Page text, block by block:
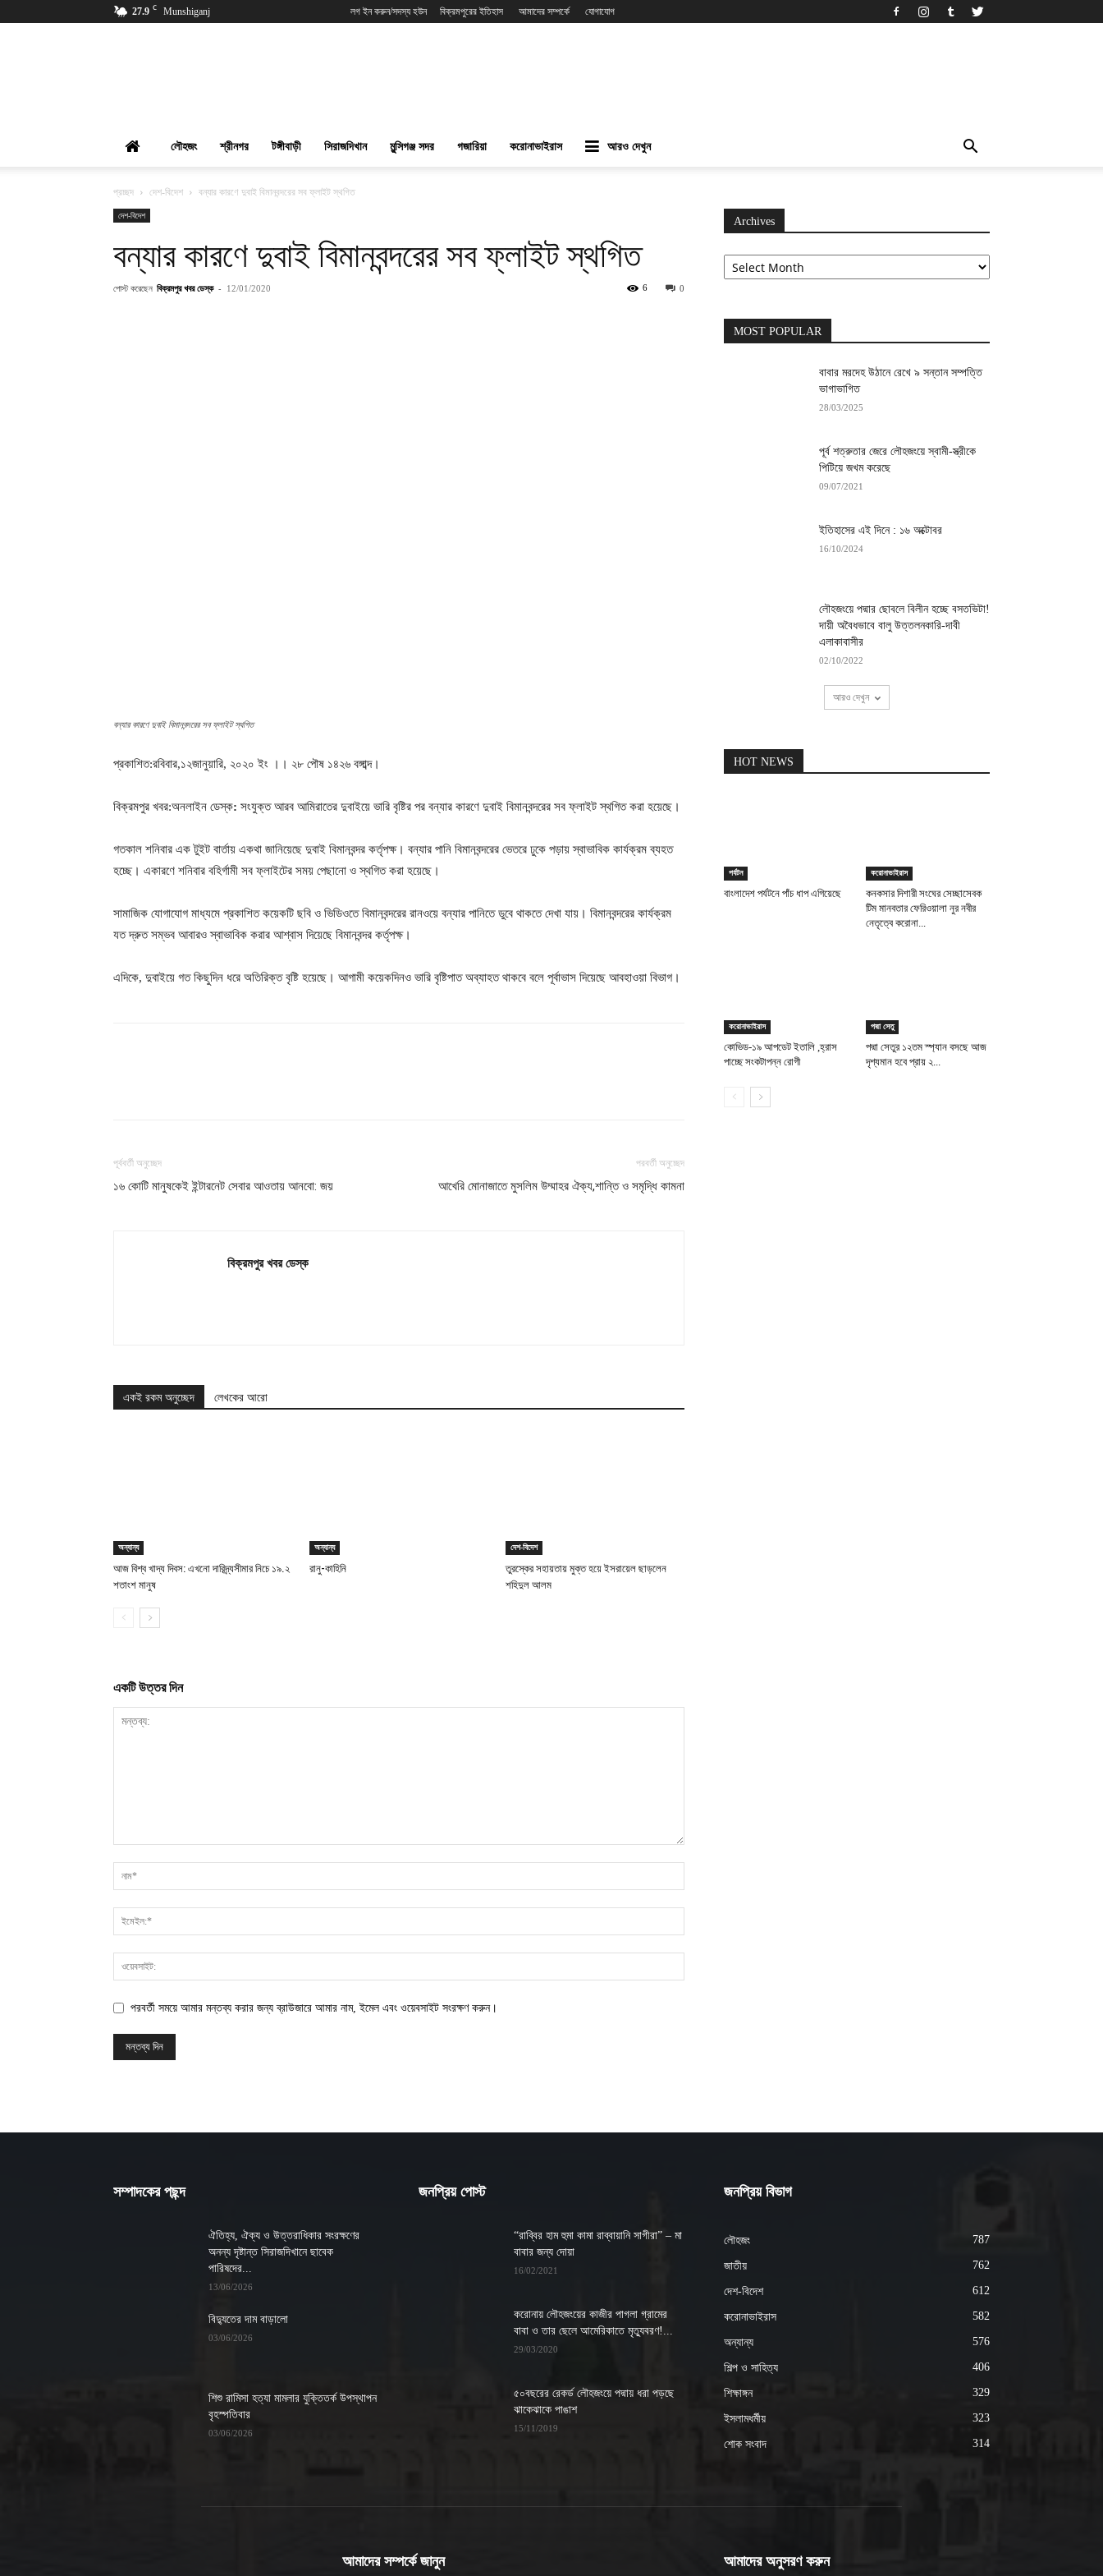
27.9 C Munshiganj লগ ইন করুন/সদস্য হউন বিক্রমপুরের ইতিহাস আমাদের সম্পর্কে যোগাযোগ
লৌহজং শ্রীনগর টঙ্গীবাড়ী সিরাজদিখান মুন্সিগঞ্জ সদর গজারিয়া করোনাভাইরাস আরও দেখুন
প্রচ্ছদ দেশ-বিদেশ
বন্যার কারণে দুবাই বিমানবন্দরের সব ফ্লাইট স্থগিত
দেশ-বিদেশ
বন্যার কারণে দুবাই বিমানবন্দরের সব ফ্লাইট স্থগিত
পোস্ট করেছেন বিক্রমপুর খবর ডেস্ক - 12/01/2020 0
6
বন্যার কারণে দুবাই বিমানবন্দরের সব ফ্লাইট স্থগিত
প্রকাশিত:রবিবার,১২জানুয়ারি, ২০২০ ইং ।। ২৮ পৌষ ১৪২৬ বঙ্গাব্দ।
বিক্রমপুর খবর:অনলাইন ডেস্ক: সংযুক্ত আরব আমিরাতের দুবাইয়ে ভারি বৃষ্টির পর বন্যার কারণে দুবাই বিমানবন্দরের সব ফ্লাইট স্থগিত করা হয়েছে।
গতকাল শনিবার এক টুইট বার্তায় একথা জানিয়েছে দুবাই বিমানবন্দর কর্তৃপক্ষ। বন্যার পানি বিমানবন্দরের ভেতরে ঢুকে পড়ায় স্বাভাবিক কার্যক্রম ব্যহত
হচ্ছে। একারণে শনিবার বহির্গামী সব ফ্লাইটের সময় পেছানো ও স্থগিত করা হয়েছে।
সামাজিক যোগাযোগ মাধ্যমে প্রকাশিত কয়েকটি ছবি ও ভিডিওতে বিমানবন্দরের রানওয়ে বন্যার পানিতে ডুবে থাকতে দেখা যায়। বিমানবন্দরের কার্যক্রম
যত দ্রুত সম্ভব আবারও স্বাভাবিক করার আশ্বাস দিয়েছে বিমানবন্দর কর্তৃপক্ষ।
এদিকে, দুবাইয়ে গত কিছুদিন ধরে অতিরিক্ত বৃষ্টি হয়েছে। আগামী কয়েকদিনও ভারি বৃষ্টিপাত অব্যাহত থাকবে বলে পূর্বাভাস দিয়েছে আবহাওয়া বিভাগ।
পূর্ববর্তী অনুচ্ছেদ
১৬ কোটি মানুষকেই ইন্টারনেট সেবার আওতায় আনবো: জয়
পরবর্তী অনুচ্ছেদ
আখেরি মোনাজাতে মুসলিম উম্মাহর ঐক্য,শান্তি ও সমৃদ্ধি কামনা
বিক্রমপুর খবর ডেস্ক
একই রকম অনুচ্ছেদ লেখকের আরো
অন্যান্য
আজ বিশ্ব খাদ্য দিবস: এখনো দারিদ্র্যসীমার নিচে ১৯.২
শতাংশ মানুষ
অন্যান্য
রানু-কাহিনি
দেশ-বিদেশ
তুরস্কের সহায়তায় মুক্ত হয়ে ইসরায়েল ছাড়লেন
শহিদুল আলম
একটি উত্তর দিন
পরবর্তী সময়ে আমার মন্তব্য করার জন্য ব্রাউজারে আমার নাম, ইমেল এবং ওয়েবসাইট সংরক্ষণ করুন।
Archives
Archives
MOST POPULAR
বাবার মরদেহ উঠানে রেখে ৯ সন্তান সম্পত্তি
ভাগাভাগিত
28/03/2025
পূর্ব শত্রুতার জেরে লৌহজংয়ে স্বামী-স্ত্রীকে
পিটিয়ে জখম করেছে
09/07/2021
ইতিহাসের এই দিনে : ১৬ অক্টোবর
16/10/2024
লৌহজংয়ে পদ্মার ছোবলে বিলীন হচ্ছে বসতভিটা!
দায়ী অবৈধভাবে বালু উত্তলনকারি-দাবী
এলাকাবাসীর
02/10/2022
আরও দেখুন
HOT NEWS
পর্যটন
বাংলাদেশ পর্যটনে পাঁচ ধাপ এগিয়েছে
করোনাভাইরাস
কনকসার দিশারী সংঘের সেচ্ছাসেবক
টিম মানবতার ফেরিওয়ালা নুর নবীর
নেতৃত্বে করোনা...
করোনাভাইরাস
কোভিড-১৯ আপডেট ইতালি ,হ্রাস
পাচ্ছে সংকটাপন্ন রোগী
পদ্মা সেতু
পদ্মা সেতুর ১২তম স্প্যান বসছে আজ
দৃশ্যমান হবে প্রায় ২...
সম্পাদকের পছন্দ
ঐতিহ্য, ঐক্য ও উত্তরাধিকার সংরক্ষণের
অনন্য দৃষ্টান্ত সিরাজদিখানে ছাবেক
পারিষদের...
13/06/2026
বিদ্যুতের দাম বাড়ালো
03/06/2026
শিশু রামিসা হত্যা মামলার যুক্তিতর্ক উপস্থাপন
বৃহস্পতিবার
03/06/2026
জনপ্রিয় পোস্ট
“রাব্বির হাম হুমা কামা রাব্বায়ানি সাগীরা” – মা
বাবার জন্য দোয়া
16/02/2021
করোনায় লৌহজংয়ের কাজীর পাগলা গ্রামের
বাবা ও তার ছেলে আমেরিকাতে মৃত্যুবরণ!...
29/03/2020
৫০বছরের রেকর্ড লৌহজংয়ে পদ্মায় ধরা পড়ছে
ঝাকেঝাকে পাঙাশ
15/11/2019
জনপ্রিয় বিভাগ
লৌহজং 787
জাতীয় 762
দেশ-বিদেশ 612
করোনাভাইরাস 582
অন্যান্য 576
শিল্প ও সাহিত্য 406
শিক্ষাঙ্গন 329
ইসলামধর্মীয় 323
শোক সংবাদ 314
আমাদের সম্পর্কে জানুন আমাদের অনুসরণ করুন